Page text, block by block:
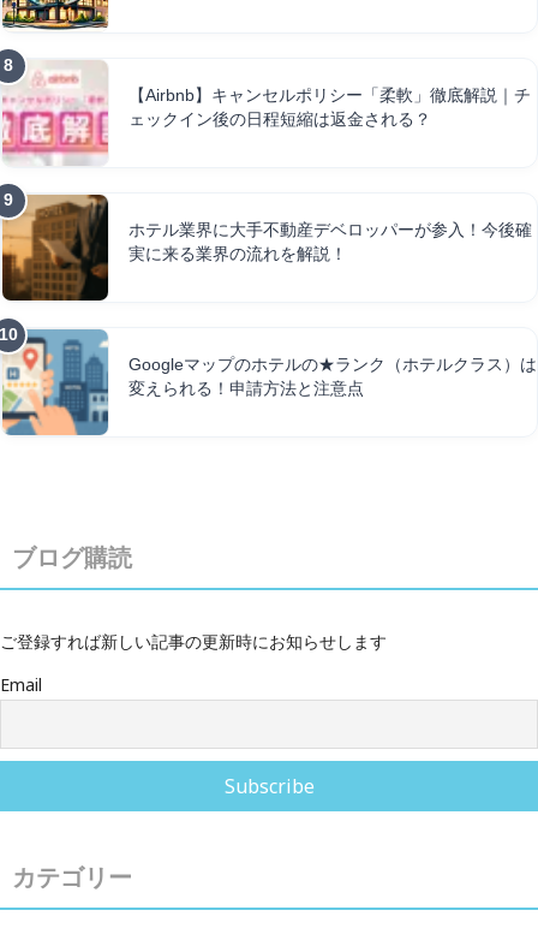
【Airbnb】キャンセルポリシー「柔軟」徹底解説｜チ
ェックイン後の日程短縮は返金される？
ホテル業界に大手不動産デベロッパーが参入！今後確
実に来る業界の流れを解説！
Googleマップのホテルの★ランク（ホテルクラス）は
変えられる！申請方法と注意点
ブログ購読
ご登録すれば新しい記事の更新時にお知らせします
Email
カテゴリー